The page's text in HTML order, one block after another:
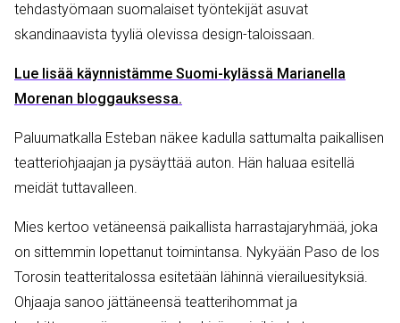
tehdastyömaan suomalaiset työntekijät asuvat
skandinaavista tyyliä olevissa design-taloissaan.
Lue lisää käynnistämme Suomi-kylässä Marianella
Morenan bloggauksessa.
Paluumatkalla Esteban näkee kadulla sattumalta paikallisen
teatteriohjaajan ja pysäyttää auton. Hän haluaa esitellä
meidät tuttavalleen.
Mies kertoo vetäneensä paikallista harrastajaryhmää, joka
on sittemmin lopettanut toimintansa. Nykyään Paso de los
Torosin teatteritalossa esitetään lähinnä vierailuesityksiä.
Ohjaaja sanoo jättäneensä teatterihommat ja